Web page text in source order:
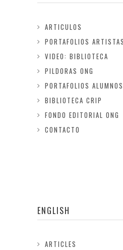
ARTICULOS
PORTAFOLIOS ARTISTAS
VIDEO: BIBLIOTECA
PILDORAS ONG
PORTAFOLIOS ALUMNOS
BIBLIOTECA CRIP
FONDO EDITORIAL ONG
CONTACTO
ENGLISH
ARTICLES